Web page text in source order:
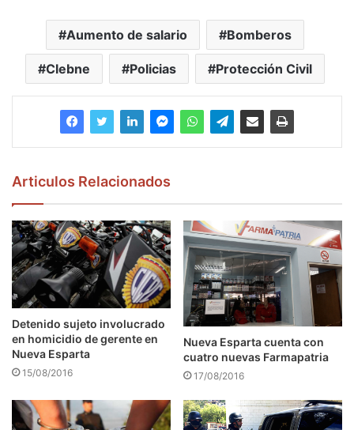
Aumento de salario Bomberos
Clebne Policias Protección Civil
Articulos Relacionados
Detenido sujeto involucrado
en homicidio de gerente en
Nueva Esparta
15/08/2016
Nueva Esparta cuenta con
cuatro nuevas Farmapatria
17/08/2016